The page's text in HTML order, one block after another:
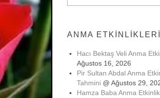
ANMA ETKINLIKLERI
Hacı Bektaş Veli Anma
Ağustos 16, 2026
Pir Sultan Abdal Anma
Tahmini @ Ağustos 29,
Hamza Baba Anma